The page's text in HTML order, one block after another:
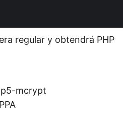
regular y obtendrá PHP
mcrypt